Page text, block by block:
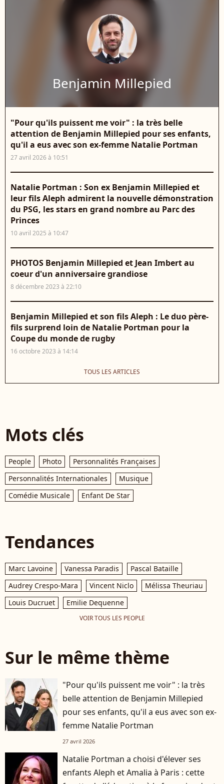
Benjamin Millepied
"Pour qu'ils puissent me voir" : la très belle
attention de Benjamin Millepied pour ses enfants,
qu'il a eus avec son ex-femme Natalie Portman
27 avril 2026 à 10:51
Natalie Portman : Son ex Benjamin Millepied et
leur fils Aleph admirent la nouvelle démonstration
du PSG, les stars en grand nombre au Parc des
Princes
10 avril 2025 à 10:47
PHOTOS Benjamin Millepied et Jean Imbert au
coeur d'un anniversaire grandiose
8 décembre 2023 à 22:10
Benjamin Millepied et son fils Aleph : Le duo père-
fils surprend loin de Natalie Portman pour la
Coupe du monde de rugby
16 octobre 2023 à 14:14
TOUS LES ARTICLES
Mots clés
People Photo
Personnalités Françaises
Personnalités Internationales
Musique
Comédie Musicale
Enfant De Star
Tendances
Marc Lavoine Vanessa Paradis
Pascal Bataille
Audrey Crespo-Mara
Vincent Niclo
Mélissa Theuriau
Louis Ducruet
Emilie Dequenne
VOIR TOUS LES PEOPLE
Sur le même thème
"Pour qu'ils puissent me voir" : la très
belle attention de Benjamin Millepied
pour ses enfants, qu'il a eus avec son ex-
femme Natalie Portman
27 avril 2026
Natalie Portman a choisi d'élever ses
enfants Aleph et Amalia à Paris : cette